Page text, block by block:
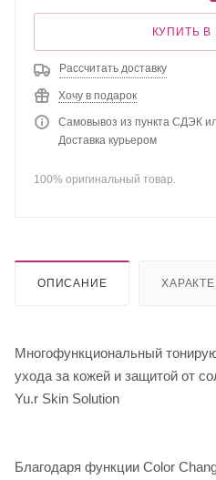
КУПИТЬ В
Рассчитать доставку
Хочу в подарок
Самовывоз из пункта СДЭК
Доставка курьером
100% оригинальный товар.
ОПИСАНИЕ
Многофункциональный
ухода за кожей и защитой от
Yu.r Skin Solution
Благодаря функции Color